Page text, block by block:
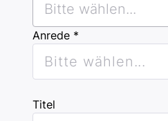
Bitte wählen...
Anrede *
Bitte wählen...
Titel